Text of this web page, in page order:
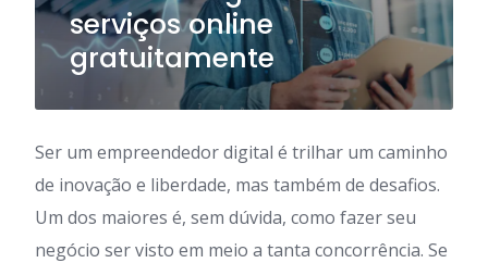
serviços online
gratuitamente
Ser um empreendedor digital é trilhar um caminho
de inovação e liberdade, mas também de desafios.
Um dos maiores é, sem dúvida, como fazer seu
negócio ser visto em meio a tanta concorrência. Se